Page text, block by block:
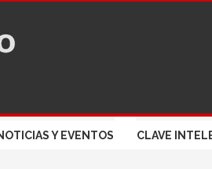
Y EVENTOS CLAVE